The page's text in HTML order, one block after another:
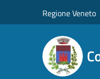
Regione Veneto